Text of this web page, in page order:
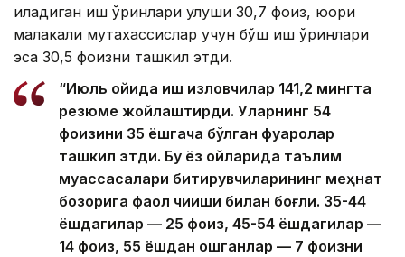
қиладиган иш ўринлари улуши 30,7 фоиз, юқори
малакали мутахассислар учун бўш иш ўринлари
эса 30,5 фоизни ташкил этди.
“Июль ойида иш изловчилар 141,2 мингта
резюме жойлаштирди. Уларнинг 54
фоизини 35 ёшгача бўлган фуқаролар
ташкил этди. Бу ёз ойларида таълим
муассасалари битирувчиларининг меҳнат
бозорига фаол чиқиши билан боғлиқ. 35-44
ёшдагилар — 25 фоиз, 45-54 ёшдагилар —
14 фоиз, 55 ёшдан ошганлар — 7 фоизни